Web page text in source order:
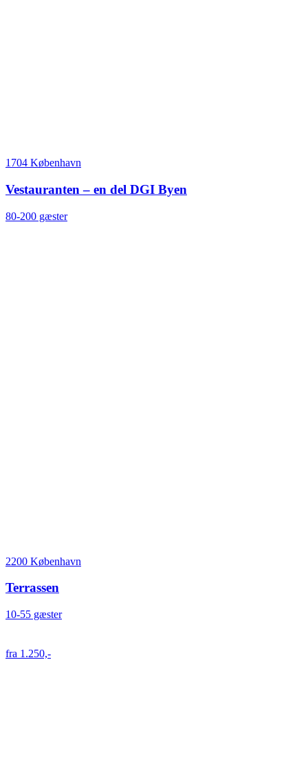
1704 København
Vestauranten – en del DGI Byen
80-200 gæster
2200 København
Terrassen
10-55 gæster
fra 1.250,-